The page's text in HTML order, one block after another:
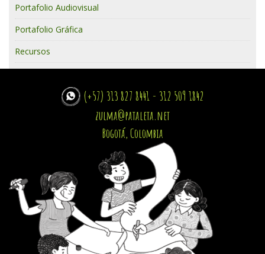
Portafolio Audiovisual
Portafolio Gráfica
Recursos
(+57) 313 827 8441 - 312 509 1842
zulma@pataleta.net
Bogotá, Colombia